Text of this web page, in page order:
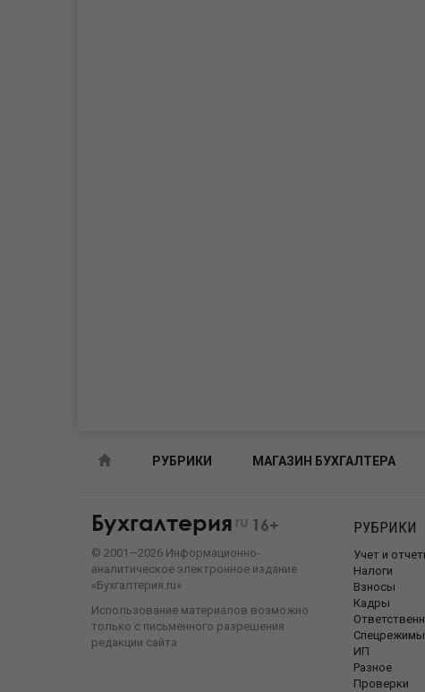
РУБРИКИ МАГАЗИН БУХГАЛТЕРА
Бухгалтерия ru 16+
© 2001—2026 Информационно-
аналитическое электронное издание
«Бухгалтерия.ru»
Использование материалов возможно
только с письменного разрешения
редакции сайта
РУБРИКИ
Учет и
Налоги
Взносы
Кадры
Спецрежимы
ИП
Разное
Проверки